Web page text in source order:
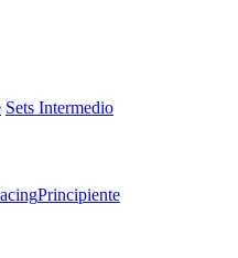
Sets Intermedio
Principiente